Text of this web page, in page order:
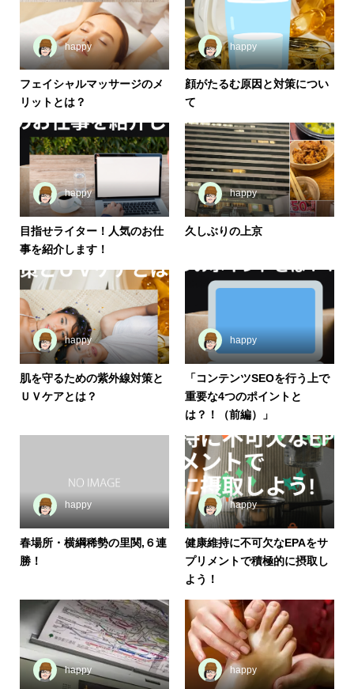
happy
フェイシャルマッサージのメ
リットとは？
happy
顔がたるむ原因と対策につい
て
happy
目指せライター！人気のお仕
事を紹介します！
happy
久しぶりの上京
happy
肌を守るための紫外線対策と
ＵＶケアとは？
happy
「コンテンツSEOを行う上で
重要な4つのポイントと
は？！（前編）」
happy
春場所・横綱稀勢の里関,６連
勝！
happy
健康維持に不可欠なEPAをサ
プリメントで積極的に摂取し
よう！
happy happy